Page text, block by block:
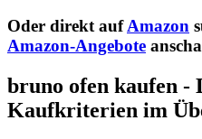
Oder direkt aufAmazon
Amazon-Angebote
bruno ofen kaufen -
Kaufkriterien im